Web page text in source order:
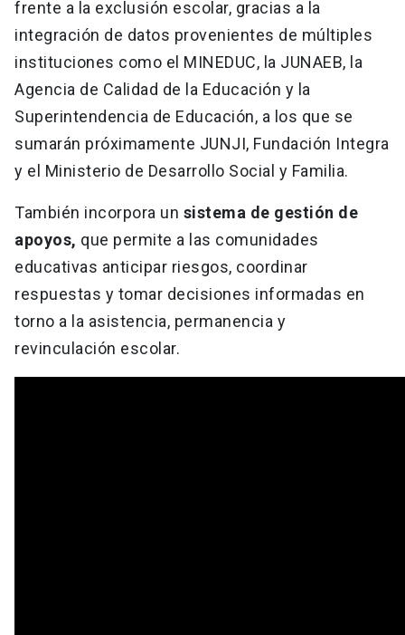
frente a la exclusión escolar, gracias a la
integración de datos provenientes de múltiples
instituciones como el MINEDUC, la JUNAEB, la
Agencia de Calidad de la Educación y la
Superintendencia de Educación, a los que se
sumarán próximamente JUNJI, Fundación Integra
y el Ministerio de Desarrollo Social y Familia.
También incorpora un sistema de gestión de
apoyos, que permite a las comunidades
educativas anticipar riesgos, coordinar
respuestas y tomar decisiones informadas en
torno a la asistencia, permanencia y
revinculación escolar.